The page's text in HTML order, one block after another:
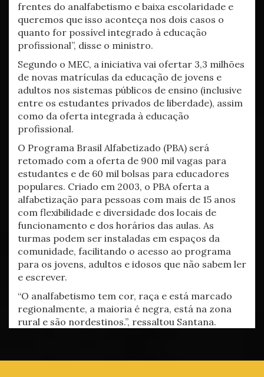
frentes do analfabetismo e baixa escolaridade e
queremos que isso aconteça nos dois casos o
quanto for possível integrado à educação
profissional”, disse o ministro.
Segundo o MEC, a iniciativa vai ofertar 3,3 milhões
de novas matrículas da educação de jovens e
adultos nos sistemas públicos de ensino (inclusive
entre os estudantes privados de liberdade), assim
como da oferta integrada à educação
profissional.
O Programa Brasil Alfabetizado (PBA) será
retomado com a oferta de 900 mil vagas para
estudantes e de 60 mil bolsas para educadores
populares. Criado em 2003, o PBA oferta a
alfabetização para pessoas com mais de 15 anos
com flexibilidade e diversidade dos locais de
funcionamento e dos horários das aulas. As
turmas podem ser instaladas em espaços da
comunidade, facilitando o acesso ao programa
para os jovens, adultos e idosos que não sabem ler
e escrever.
“O analfabetismo tem cor, raça e está marcado
regionalmente, a maioria é negra, está na zona
rural e são nordestinos.”, ressaltou Santana.